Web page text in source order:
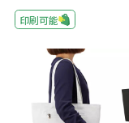
印刷可能